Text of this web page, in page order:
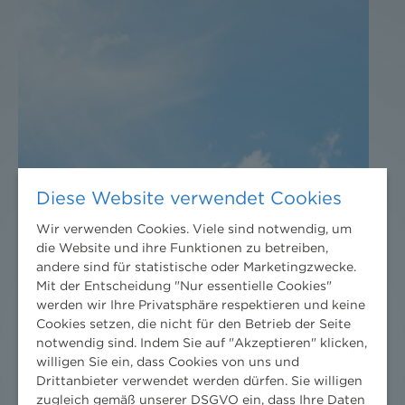
Diese Website verwendet Cookies
Wir verwenden Cookies. Viele sind notwendig, um
die Website und ihre Funktionen zu betreiben,
andere sind für statistische oder Marketingzwecke.
Mit der Entscheidung "Nur essentielle Cookies"
werden wir Ihre Privatsphäre respektieren und keine
Cookies setzen, die nicht für den Betrieb der Seite
notwendig sind. Indem Sie auf "Akzeptieren" klicken,
willigen Sie ein, dass Cookies von uns und
Drittanbieter verwendet werden dürfen. Sie willigen
zugleich gemäß unserer DSGVO ein, dass Ihre Daten